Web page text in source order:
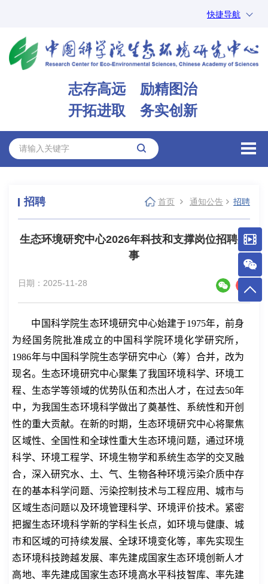
快捷导航
ARP
邮箱
志存高远 励精图治
开拓进取 务实创新
招聘 首页 通知公告 招聘
生态环境研究中心2026年科技和支撑岗位招聘启
事
日期：2025-11-28
中国科学院生态环境研究中心始建于1975年，前身
为经国务院批准成立的中国科学院环境化学研究所，
1986年与中国科学院生态学研究中心 （筹） 合并，改为
现名。生态环境研究中心聚集了我国环境科学、环境工
程、生态学等领域的优势队伍和杰出人才，在过去50年
中，为我国生态环境科学做出了奠基性、系统性和开创
性的重大贡献。在新的时期，生态环境研究中心将聚焦
区域性、全国性和全球性重大生态环境问题，通过环境
科学、环境工程学、环境生物学和系统生态学的交叉融
合，深入研究水、土、气、生物各种环境污染介质中存
在的基本科学问题、污染控制技术与工程应用、城市与
区域生态问题以及环境管理科学、环境评价技术。紧密
把握生态环境科学新的学科生长点，如环境与健康、城
市和区域的可持续发展、全球环境变化等，率先实现生
态环境科技跨越发展、率先建成国家生态环境创新人才
高地、率先建成国家生态环境高水平科技智库、率先建